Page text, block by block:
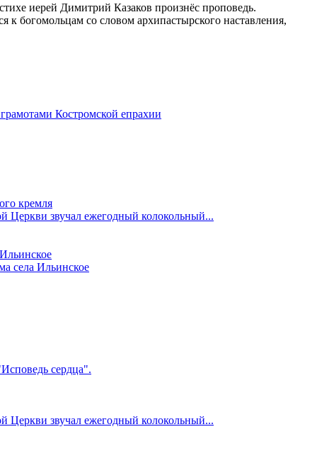
иерей Димитрий Казаков произнёс проповедь.
богомольцам со словом архипастырского наставления,
Костромской епрахии
кремля
Церкви звучал ежегодный колокольный...
села Ильинское
сердца".
Церкви звучал ежегодный колокольный...